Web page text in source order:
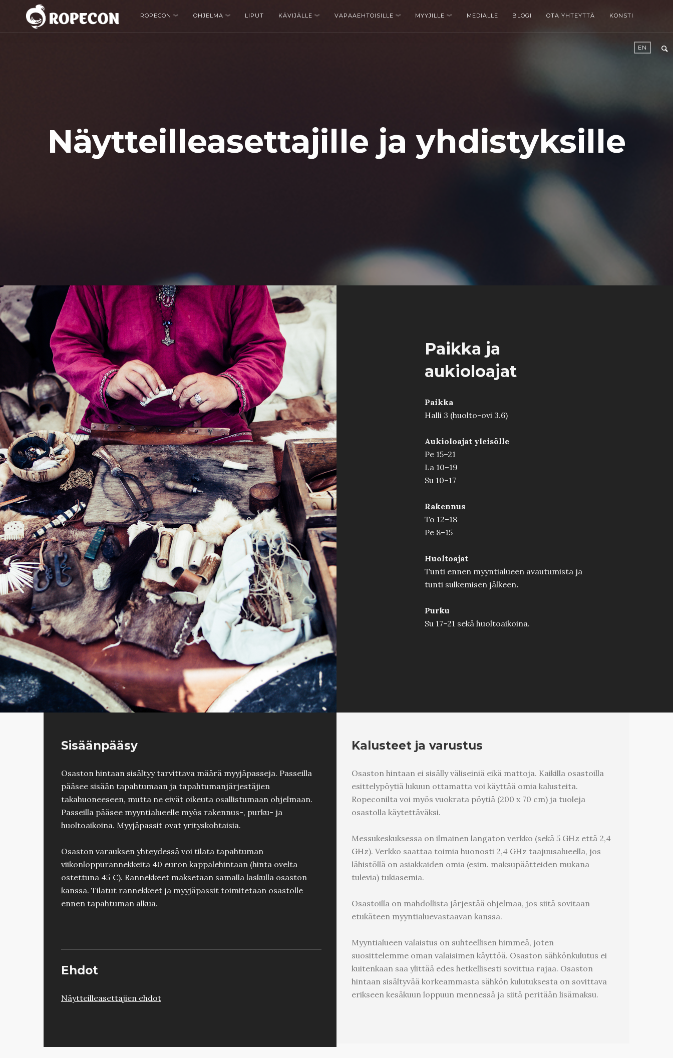
ROPECON OHJELMA LIPUT KÄVIJÄLLE VAPAAEHTOISILLE MYYJILLE MEDIALLE BLOGI OTA YHTEYTTÄ KONSTI
EN
Näytteilleasettajille ja yhdistyksille
Paikka ja
aukioloajat
Paikka
Halli 3 (huolto-ovi 3.6)
Aukioloajat yleisölle
Pe 15–21
La 10–19
Su 10–17
Rakennus
To 12–18
Pe 8–15
Huoltoajat
Tunti ennen myyntialueen avautumista ja
tunti sulkemisen jälkeen.
Purku
Su 17–21 sekä huoltoaikoina.
Sisäänpääsy
Osaston hintaan sisältyy tarvittava määrä myyjäpasseja. Passeilla
pääsee sisään tapahtumaan ja tapahtumanjärjestäjien
takahuoneeseen, mutta ne eivät oikeuta osallistumaan ohjelmaan.
Passeilla pääsee myyntialueelle myös rakennus-, purku- ja
huoltoaikoina. Myyjäpassit ovat yrityskohtaisia.
Osaston varauksen yhteydessä voi tilata tapahtuman
viikonloppurannekkeita 40 euron kappalehintaan (hinta ovelta
ostettuna 45 €). Rannekkeet maksetaan samalla laskulla osaston
kanssa. Tilatut rannekkeet ja myyjäpassit toimitetaan osastolle
ennen tapahtuman alkua.
Ehdot
Näytteilleasettajien ehdot
Kalusteet ja varustus
Osaston hintaan ei sisälly väliseiniä eikä mattoja. Kaikilla osastoilla
esittelypöytiä lukuun ottamatta voi käyttää omia kalusteita.
Ropeconilta voi myös vuokrata pöytiä (200 x 70 cm) ja tuoleja
osastolla käytettäväksi.
Messukeskuksessa on ilmainen langaton verkko (sekä 5 GHz että 2,4
GHz). Verkko saattaa toimia huonosti 2,4 GHz taajuusalueella, jos
lähistöllä on asiakkaiden omia (esim. maksupäätteiden mukana
tulevia) tukiasemia.
Osastoilla on mahdollista järjestää ohjelmaa, jos siitä sovitaan
etukäteen myyntialuevastaavan kanssa.
Myyntialueen valaistus on suhteellisen himmeä, joten
suosittelemme oman valaisimen käyttöä. Osaston sähkönkulutus ei
kuitenkaan saa ylittää edes hetkellisesti sovittua rajaa. Osaston
hintaan sisältyvää korkeammasta sähkön kulutuksesta on sovittava
erikseen kesäkuun loppuun mennessä ja siitä peritään lisämaksu.